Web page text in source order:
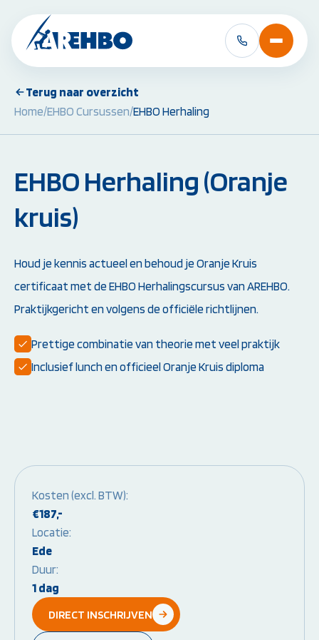
BHV Cursussen &
BHV Brand en Ontruiming
Alle BHV Cursussen
EHBO Herhaling
EHBO bij baby's en
Reanimatie- en
Instructeur worden:
Opleiding EHBO-instructeur
instructeursopleidingen
Overige
Beheerder
Stel je vraag
Terug naar overzicht
Home/EHBO Cursussen/EHBO Herhaling
EHBO Herhaling (Oranje
kruis)
Houd je kennis actueel en behoud je Oranje Kruis
certificaat met de EHBO Herhalingscursus van AREHBO.
Praktijkgericht en volgens de officiële richtlijnen.
Prettige combinatie van theorie met veel praktijk
Inclusief lunch en officieel Oranje Kruis diploma
Kosten (excl. BTW):
€187,-
Locatie:
Ede
Duur:
1 dag
DIRECT INSCHRIJVEN